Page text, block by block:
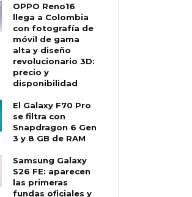
OPPO Reno16
llega a Colombia
con fotografía de
móvil de gama
alta y diseño
revolucionario 3D:
precio y
disponibilidad
El Galaxy F70 Pro
se filtra con
Snapdragon 6 Gen
3 y 8 GB de RAM
Samsung Galaxy
S26 FE: aparecen
las primeras
fundas oficiales y